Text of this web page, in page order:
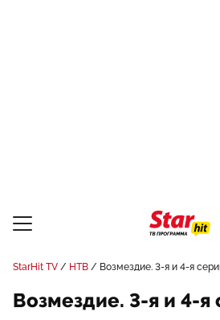
StarHit TV НТВ Возмездие. 3-я и 4-я
Возмездие. 3-я и 4-я